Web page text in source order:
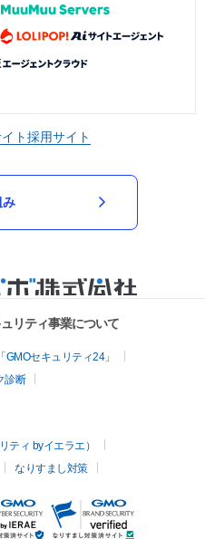
ト採用サイト
み
リティ事業について
セキュリティ24」
診断
ティ byイエラエ）
なりすまし対策